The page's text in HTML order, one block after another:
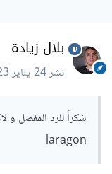
بلال زيادة
نشر24 يناير 2023
شكراً للرد المفصل
laragon